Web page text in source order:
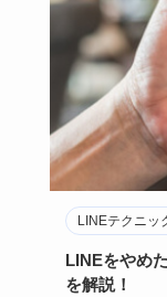
LINEテクニッ
LINEをやめ
を解説！